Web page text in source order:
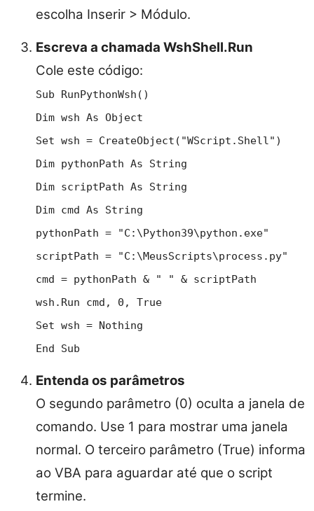
escolha Inserir > Módulo.
Escreva a chamada WshShell.Run
Cole este código:
Sub RunPythonWsh()
Dim wsh As Object
Set wsh = CreateObject("WScript.Shell")
Dim pythonPath As String
Dim scriptPath As String
Dim cmd As String
pythonPath = "C:\Python39\python.exe"
scriptPath = "C:\MeusScripts\process.py"
cmd = pythonPath & " " & scriptPath
wsh.Run cmd, 0, True
Set wsh = Nothing
End Sub
Entenda os parâmetros
O segundo parâmetro (0) oculta a janela de
comando. Use 1 para mostrar uma janela
normal. O terceiro parâmetro (True) informa
ao VBA para aguardar até que o script
termine.